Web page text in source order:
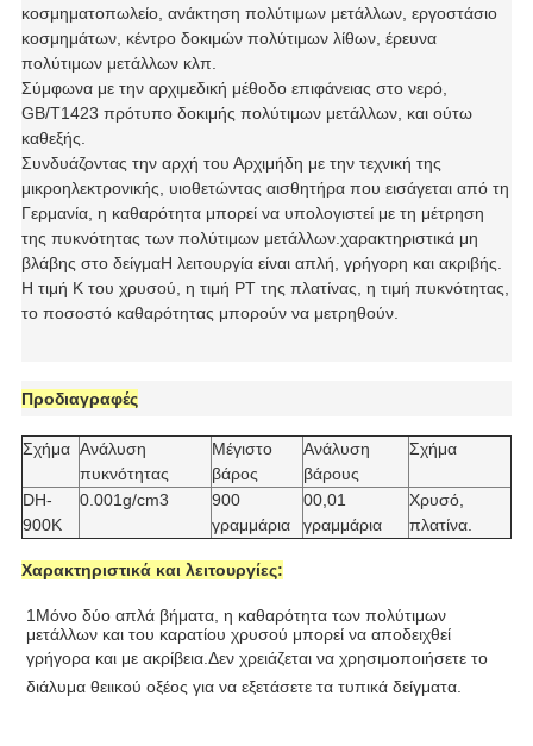
κοσμηματοπωλείο, ανάκτηση πολύτιμων μετάλλων, εργοστάσιο
κοσμημάτων, κέντρο δοκιμών πολύτιμων λίθων, έρευνα
πολύτιμων μετάλλων κλπ.
Σύμφωνα με την αρχιμεδική μέθοδο επιφάνειας στο νερό,
GB/T1423 πρότυπο δοκιμής πολύτιμων μετάλλων, και ούτω
καθεξής.
Συνδυάζοντας την αρχή του Αρχιμήδη με την τεχνική της
μικροηλεκτρονικής, υιοθετώντας αισθητήρα που εισάγεται από τη
Γερμανία, η καθαρότητα μπορεί να υπολογιστεί με τη μέτρηση
της πυκνότητας των πολύτιμων μετάλλων.χαρακτηριστικά μη
βλάβης στο δείγμαΗ λειτουργία είναι απλή, γρήγορη και ακριβής.
Η τιμή K του χρυσού, η τιμή PT της πλατίνας, η τιμή πυκνότητας,
το ποσοστό καθαρότητας μπορούν να μετρηθούν.
Προδιαγραφές
Σχήμα Ανάλυση
πυκνότητας
Μέγιστο
βάρος
Ανάλυση
βάρους
Σχήμα
DH-
900K
0.001g/cm3
900
γραμμάρια
00,01
γραμμάρια
Χρυσό,
πλατίνα.
Χαρακτηριστικά και λειτουργίες:
1Μόνο δύο απλά βήματα, η καθαρότητα των πολύτιμων
μετάλλων και του καρατίου χρυσού μπορεί να αποδειχθεί
γρήγορα και με ακρίβεια. Δεν χρειάζεται να χρησιμοποιήσετε το
διάλυμα θειικού οξέος για να εξετάσετε τα τυπικά δείγματα.